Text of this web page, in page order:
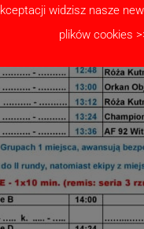
widzisz nasze
plików cookies